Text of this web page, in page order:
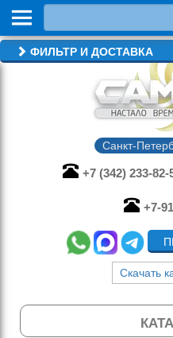
ФИЛЬТР И ДОСТАВКА
+7 (342) 233-
+7-
Скачать